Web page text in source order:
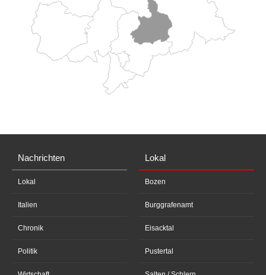
Nachrichten
Lokal
Italien
Chronik
Politik
Lokal
Bozen
Burggrafenamt
Eisacktal
Pustertal